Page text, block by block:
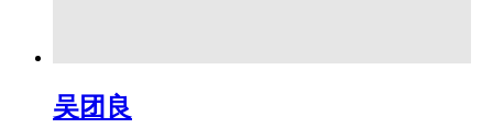
吴团良